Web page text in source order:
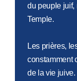
du peuple juif,
Temple.
Les prières,
constamment
de la vie juive.